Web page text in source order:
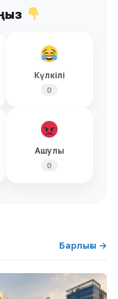
Күлкілі
0
Ашулы
0
Барлығы →